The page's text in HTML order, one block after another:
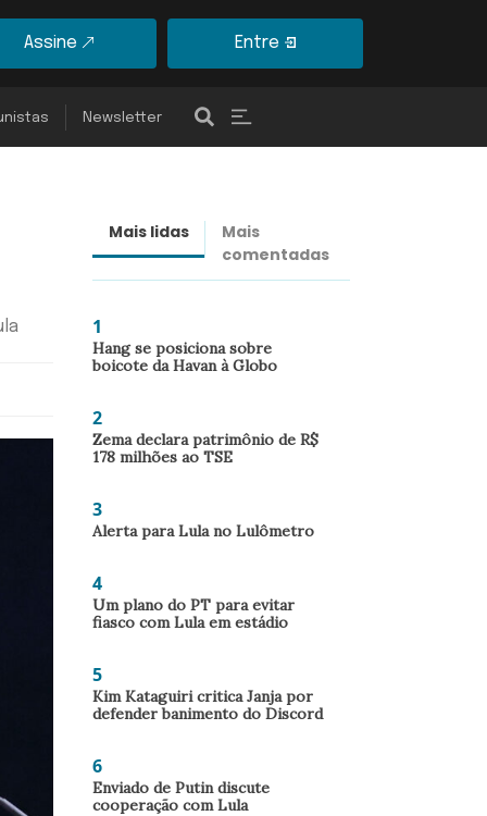
Assine Entre
Newsletter
Mais lidas
Mais
comentadas
1
Hang se posiciona sobre
boicote da Havan à Globo
2
Zema declara patrimônio de R$
178 milhões ao TSE
3
Alerta para Lula no Lulômetro
4
Um plano do PT para evitar
fiasco com Lula em estádio
5
Kim Kataguiri critica Janja por
defender banimento do Discord
6
Enviado de Putin discute
cooperação com Lula